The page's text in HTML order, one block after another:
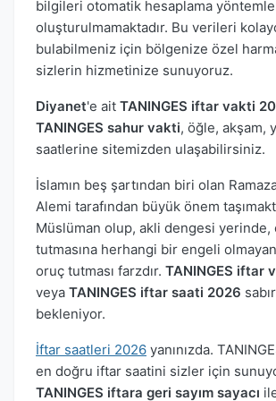
bilgileri otomatik hesaplama
oluşturulmamaktadır. Bu verileri
bulabilmeniz için bölgenize özel
sizlerin hizmetinize sunuyoruz.
Diyanet'e ait TANINGES iftar vakti
TANINGES sahur vakti, öğle, akşam,
saatlerine sitemizden ulaşabilirsiniz.
İslamın beş şartından biri olan
Alemi tarafından büyük önem
Müslüman olup, akli dengesi yerinde,
tutmasına herhangi bir engeli
oruç tutması farzdır. TANINGES iftar
veya TANINGES iftar saati 2026
bekleniyor.
İftar saatleri 2026 yanınızda.
en doğru iftar saatini sizler için
TANINGES iftara geri sayım sayacı